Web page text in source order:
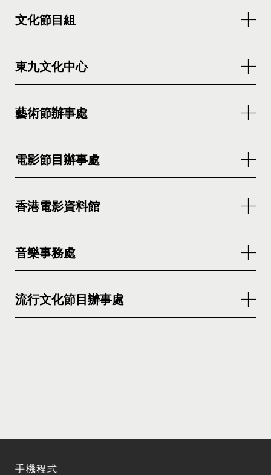
文化節目組
東九文化中心
藝術節辦事處
電影節目辦事處
香港電影資料館
音樂事務處
流行文化節目辦事處
手機程式